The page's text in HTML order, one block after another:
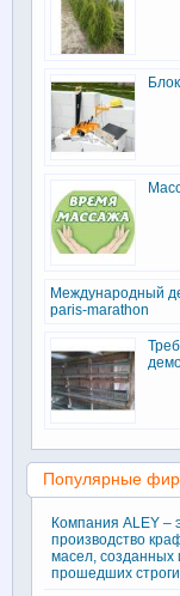
Международный
paris-marathon
Популярные
Компания ALEY –
производство
масел, созданных
прошедших